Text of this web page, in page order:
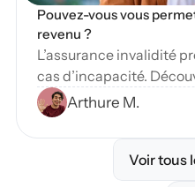
Pouvez-vous vous
revenu ?
L’assurance invalidité
cas d’incapacité.
couverture et étapes
financier.
Arthure M.
Voir tous